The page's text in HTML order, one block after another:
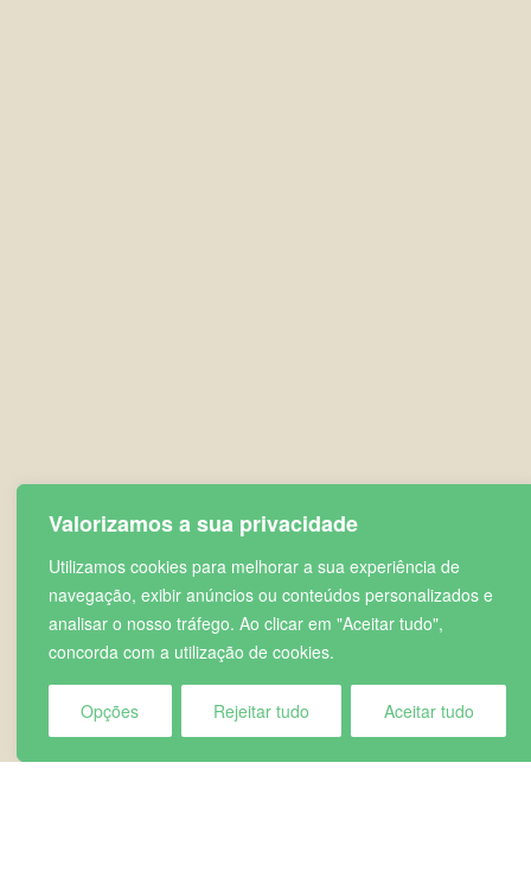
Valorizamos a sua privacidade
Utilizamos cookies para melhorar a sua experiência de
navegação, exibir anúncios ou conteúdos personalizados e
analisar o nosso tráfego. Ao clicar em "Aceitar tudo",
concorda com a utilização de cookies.
Opções Rejeitar tudo Aceitar tudo